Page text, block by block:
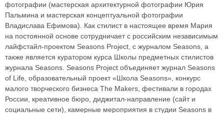
фотографии (мастерская архитектурной фотографии Юрия
Пальмина и мастерская концептуальной фотографии
Владислава Ефимова). Как стилист в настоящее время Мария
на постоянной основе сотрудничает с российским независимым
лайфстайл-проектом Seasons Project, с журналом Seasons, а
также является куратором курса Школы предметных стилистов
журнала Seasons. Seasons Project объединяет журнал Seasons
of Life, образовательный проект «Школа Seasons», конкурс
малого творческого бизнеса The Makers, фестивали в городах
России, креативное бюро, диджитал-направление (сайт и
социальные сети), камерные мероприятия в студии Seasons в